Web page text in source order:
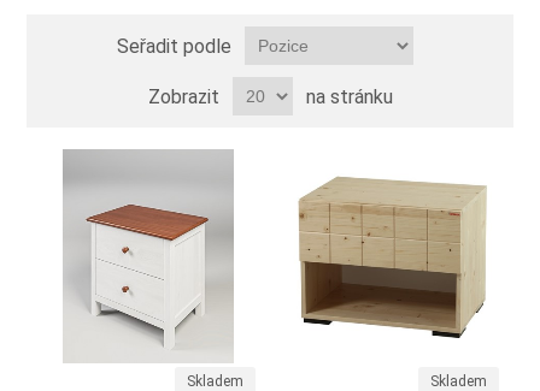
Seřadit podle
Zobrazit na stránku
Skladem Skladem